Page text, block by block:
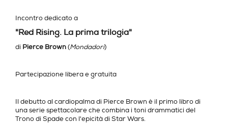
Incontro dedicato a
"Red Rising. La prima trilogia"
di Pierce Brown(Mondadori)
Partecipazione libera e gratuita
Il debutto al cardiopalma di Pierce Brown è il primo libro di
una serie spettacolare che combina i toni drammatici del
Trono di Spade con l'epicità di Star Wars.